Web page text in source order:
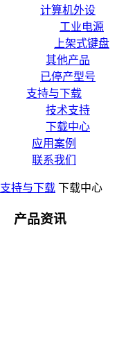
计算机外设
工业电源
上架式键盘
其他产品
已停产型号
支持与下载
技术支持
下载中心
应用案例
联系我们
支持与下载 下载中心
产品资讯